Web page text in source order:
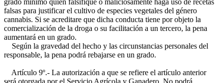
grado mínimo quien falsifique o maliciosamente haga uso de recetas
falsas para justificar el cultivo de especies vegetales del género
cannabis. Si se acreditare que dicha conducta tiene por objeto la
comercialización de la droga o su facilitación a un tercero, la pena
aumentará en un grado.
Según la gravedad del hecho y las circunstancias personales del
responsable, la pena podrá rebajarse en un grado.
Artículo 9º.- La autorización a que se refiere el artículo anterior
será otorgada por el Servicio Agrícola y Ganadero. No podrá